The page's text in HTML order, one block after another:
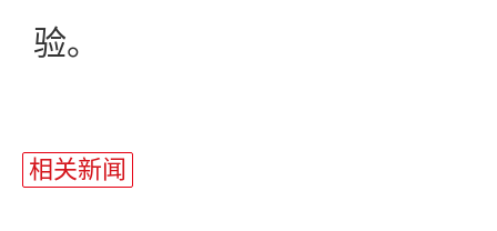
验。
相关新闻